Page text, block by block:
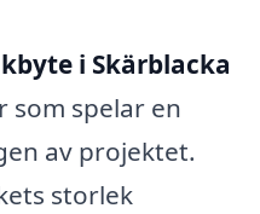
i Skärblacka
spelar en
av projektet.
storlek